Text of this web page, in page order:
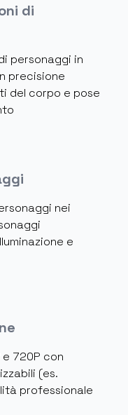
di
personaggi in
precisione
del corpo e pose
nei
e
720P con
(es.
professionale